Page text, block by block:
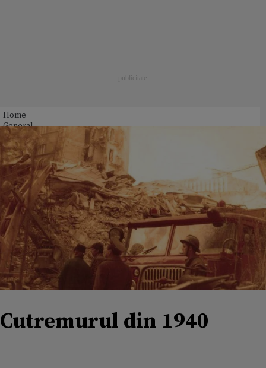
Home
General
Cutremurul din 1940